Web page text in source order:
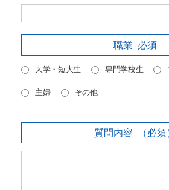
職業 必須
大学・短大生 専門学校生
主婦 その他
質問内容 （必須